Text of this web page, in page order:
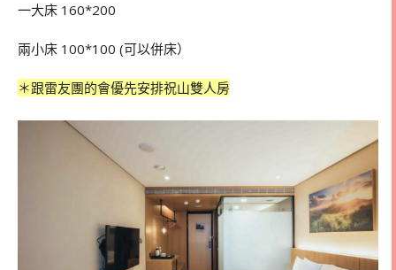
一大床 160*200
兩小床 100*100 (可以併床）
＊跟雷友團的會優先安排祝山雙人房